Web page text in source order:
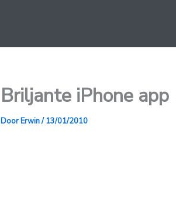
Briljante iPhone app
DoorErwin/13/01/2010